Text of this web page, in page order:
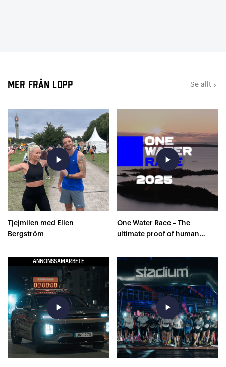
Mer från Lopp Se allt keyboard_arrow_right
play_arrow
Tjejmilen med Ellen
Bergström
play_arrow
One Water Race – The
ultimate proof of human
ANNONSSAMARBETE
play_arrow play_arrow